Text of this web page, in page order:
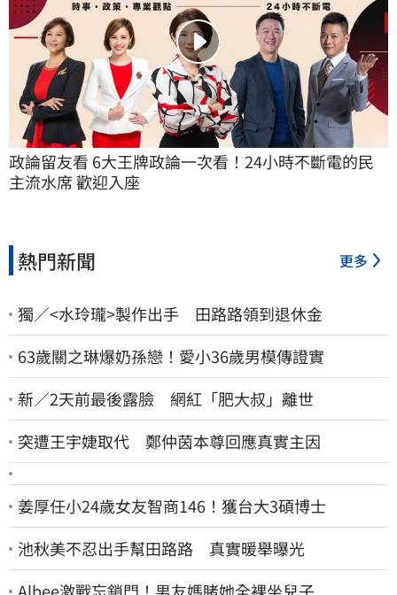
政論留友看 6大王牌政論一次看！24小時不斷電的民
主流水席 歡迎入座
熱門新聞 更多
獨／<水玲瓏>製作出手 田路路領到退休金
63歲關之琳爆奶孫戀！愛小36歲男模傳證實
新／2天前最後露臉 網紅「肥大叔」離世
突遭王宇婕取代 鄭仲茵本尊回應真實主因
姜厚任小24歲女友智商146！獲台大3碩博士
池秋美不忍出手幫田路路 真實暖舉曝光